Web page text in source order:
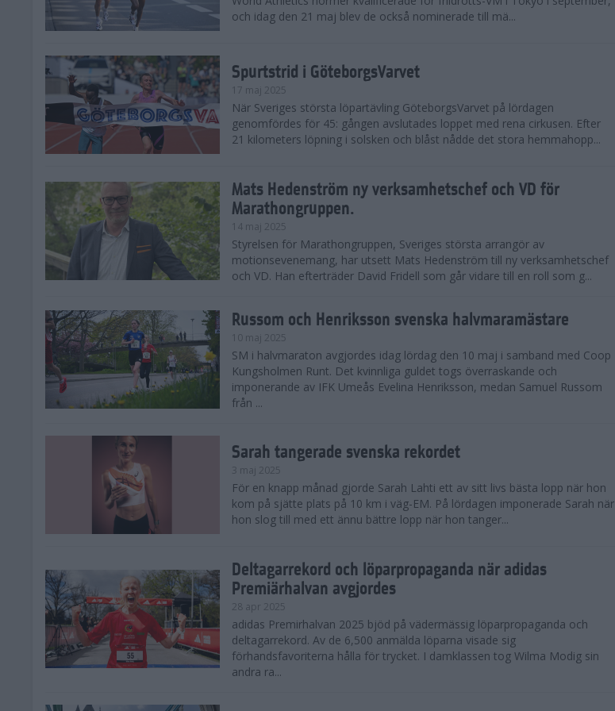
och idag den 21 maj blev de också nominerade till mä...
Spurtstrid i GöteborgsVarvet
17 maj 2025
När Sveriges största löpartävling GöteborgsVarvet på lördagen
genomfördes för 45: gången avslutades loppet med rena cirkusen. Efter
21 kilometers löpning i solsken och blåst nådde det stora hemmahopp...
Mats Hedenström ny verksamhetschef och VD för
Marathongruppen.
14 maj 2025
Styrelsen för Marathongruppen, Sveriges största arrangör av
motionsevenemang, har utsett Mats Hedenström till ny verksamhetschef
och VD. Han efterträder David Fridell som går vidare till en roll som g...
Russom och Henriksson svenska halvmaramästare
10 maj 2025
SM i halvmaraton avgjordes idag lördag den 10 maj i samband med Coop
Kungsholmen Runt. Det kvinnliga guldet togs överraskande och
imponerande av IFK Umeås Evelina Henriksson, medan Samuel Russom
från ...
Sarah tangerade svenska rekordet
3 maj 2025
För en knapp månad gjorde Sarah Lahti ett av sitt livs bästa lopp när hon
kom på sjätte plats på 10 km i väg-EM. På lördagen imponerade Sarah när
hon slog till med ett ännu bättre lopp när hon tanger...
Deltagarrekord och löparpropaganda när adidas
Premiärhalvan avgjordes
28 apr 2025
adidas Premirhalvan 2025 bjöd på vädermässig löparpropaganda och
deltagarrekord. Av de 6,500 anmälda löparna visade sig
förhandsfavoriterna hålla för trycket. I damklassen tog Wilma Modig sin
andra ra...